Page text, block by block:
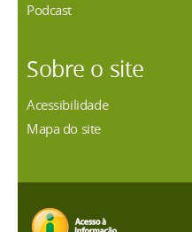
Podcast
Sobre o site
Acessibilidade
Mapa do site